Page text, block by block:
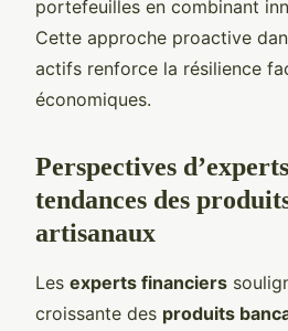
portefeuilles en combinant
Cette approche proactive
actifs renforce la résilience
économiques.
Perspectives
tendances des
artisanaux
Les experts financiers
croissante des produits